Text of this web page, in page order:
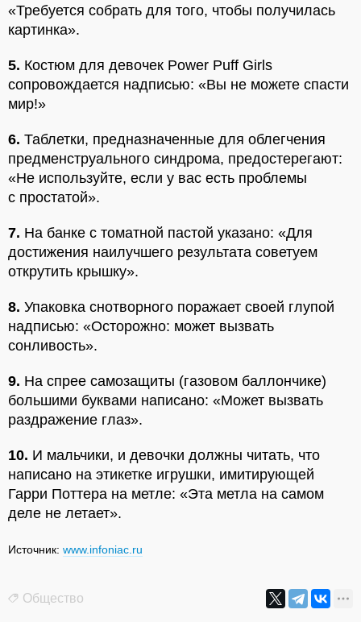
«Требуется собрать для того, чтобы получилась
картинка».
5. Костюм для девочек Power Puff Girls
сопровождается надписью: «Вы не можете спасти
мир!»
6. Таблетки, предназначенные для облегчения
предменструального синдрома, предостерегают:
«Не используйте, если у вас есть проблемы
с простатой».
7. На банке с томатной пастой указано: «Для
достижения наилучшего результата советуем
открутить крышку».
8. Упаковка снотворного поражает своей глупой
надписью: «Осторожно: может вызвать
сонливость».
9. На спрее самозащиты (газовом баллончике)
большими буквами написано: «Может вызвать
раздражение глаз».
10. И мальчики, и девочки должны читать, что
написано на этикетке игрушки, имитирующей
Гарри Поттера на метле: «Эта метла на самом
деле не летает».
Источник: www.infoniac.ru
Общество